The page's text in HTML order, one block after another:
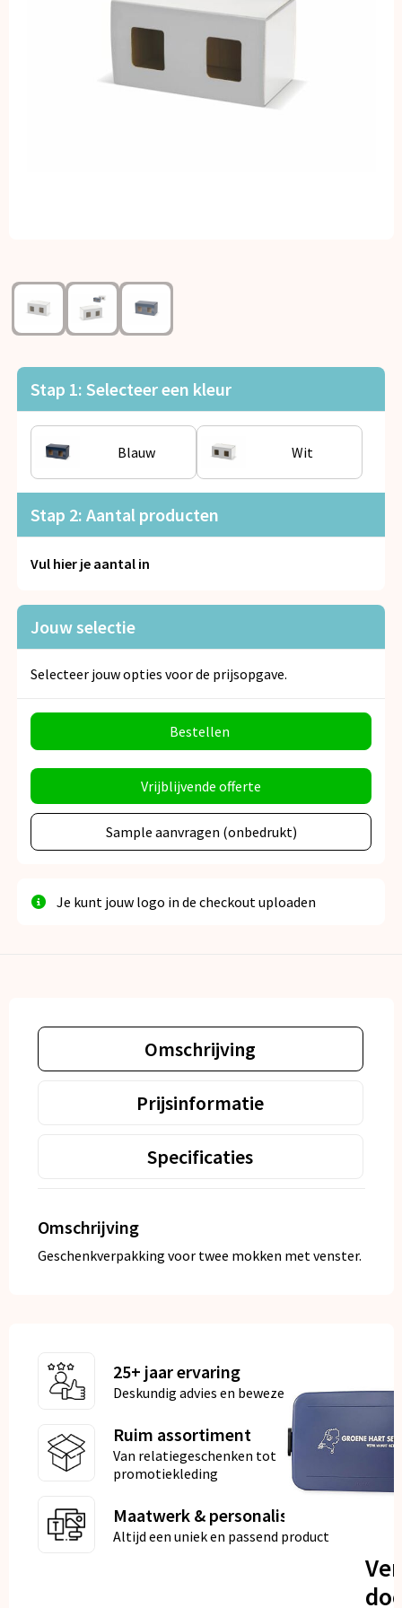
Kinderen, Peuters en Baby's
Klokken, horloges en weerstations
Reisbenodigdheden
Schrijfwaren
Sleutelhangers en Lanyards
Snoepgoed
Spellen voor binnen en buiten
Stap 1: Selecteer een kleur
Blauw Wit
Stap 2: Aantal producten
Vul hier je aantal in
Jouw selectie
Selecteer jouw opties voor de prijsopgave.
Bestellen
Vrijblijvende offerte
Sample aanvragen (onbedrukt)
Je kunt jouw logo in de checkout uploaden
Omschrijving
Prijsinformatie
Specificaties
Omschrijving
Geschenkverpakking voor twee mokken met venster.
25+ jaar ervaring
Deskundig advies en bewezen kwaliteit
Ruim assortiment
Van relatiegeschenken tot
promotiekleding
Maatwerk & personalisatie
Altijd een uniek en passend product